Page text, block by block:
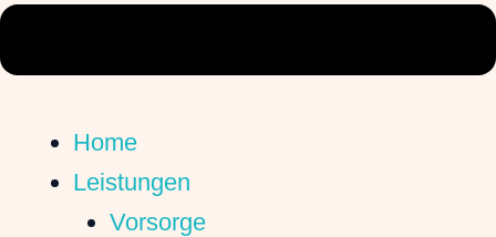
Home
Leistungen
Vorsorge